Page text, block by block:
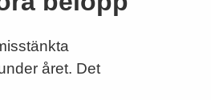
året. Det